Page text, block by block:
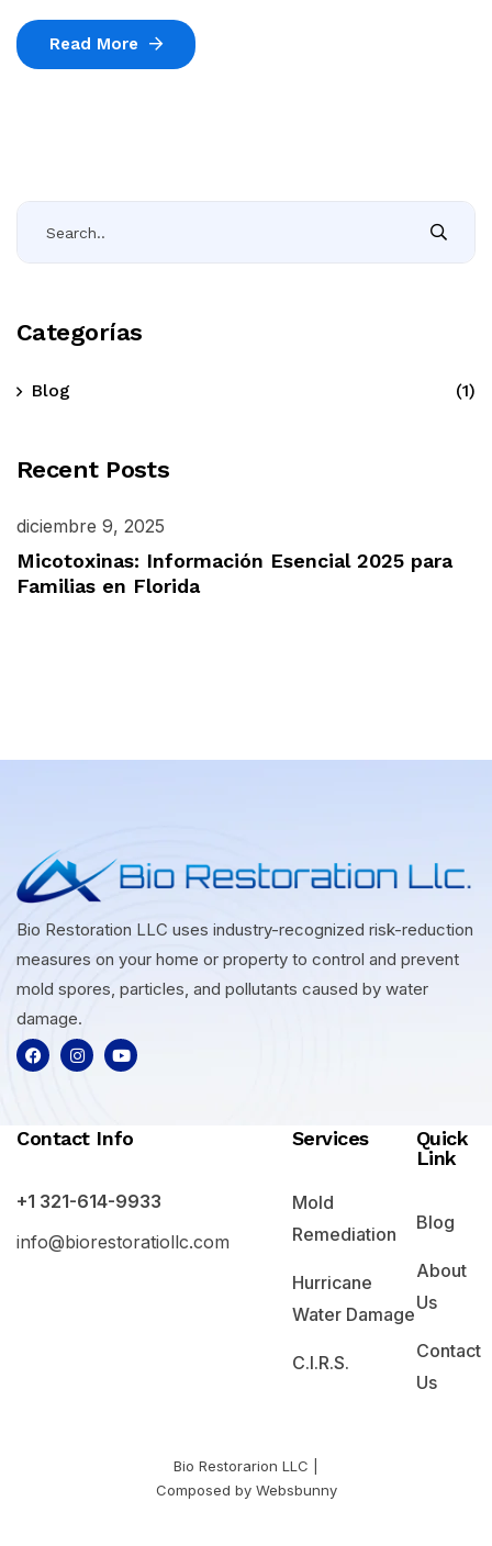
Read More
Categorías
Blog (1)
Recent Posts
diciembre 9, 2025
Micotoxinas: Información Esencial 2025 para
Familias en Florida
Bio Restoration LLC uses industry-recognized risk-reduction
measures on your home or property to control and prevent
mold spores, particles, and pollutants caused by water
damage.
Contact Info
+1 321-614-9933
info@biorestoratiollc.com
Services
Mold
Remediation
Hurricane
Water Damage
C.I.R.S.
Quick
Link
Blog
About
Us
Contact
Us
Bio Restorarion LLC |
Composed by Websbunny